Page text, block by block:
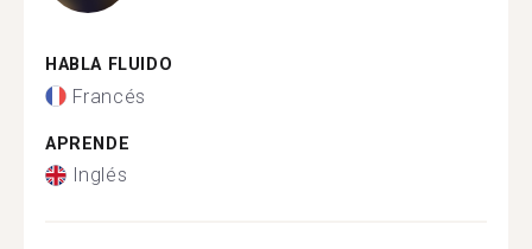
HABLA FLUIDO
Francés
APRENDE
Inglés